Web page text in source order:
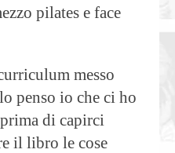
pilates e face
messo
penso io che ci ho
di capirci
il libro le cose